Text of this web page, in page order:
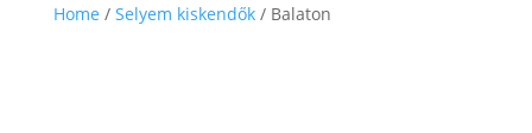
Home / Selyem kiskendők/ Balaton